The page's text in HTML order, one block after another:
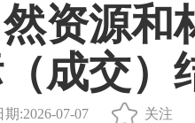
资源和
成交）
:2026-07-07 关注